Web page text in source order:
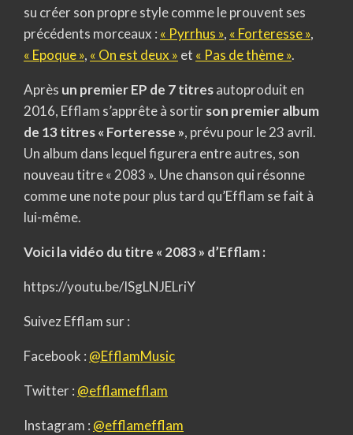
su créer son propre style comme le prouvent ses
précédents morceaux : « Pyrrhus », « Forteresse »,
« Epoque », « On est deux » et « Pas de thème ».
Après un premier EP de 7 titresautoproduit en
2016, Efflam s’apprête à sortirson premier album
de 13 titres « Forteresse », prévu pour le 23 avril.
Un album dans lequel figurera entre autres, son
nouveau titre « 2083 ». Une chanson qui résonne
comme une note pour plus tard qu’Efflam se fait à
lui-même.
Voici la vidéo du titre « 2083 » d’Efflam :
https://youtu.be/ISgLNJELriY
Suivez Efflam sur :
Facebook : @EfflamMusic
Twitter : @efflamefflam
Instagram : @efflamefflam